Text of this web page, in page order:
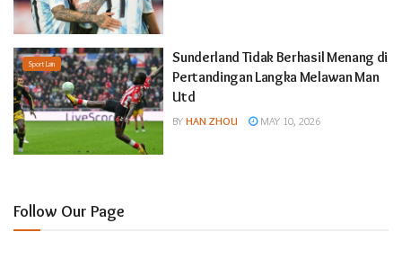
Sport Lain
Sunderland Tidak Berhasil Menang di
Pertandingan Langka Melawan Man
Utd
BY HAN ZHOU MAY 10, 2026
Follow Our Page